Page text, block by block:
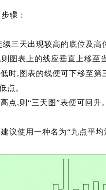
骤：
天出现较高的底位及高
图表上的线应垂直上移至
,图表的线便可下移至第
点。
,则“三天图”表便可回升
使用一种名为“九点平均